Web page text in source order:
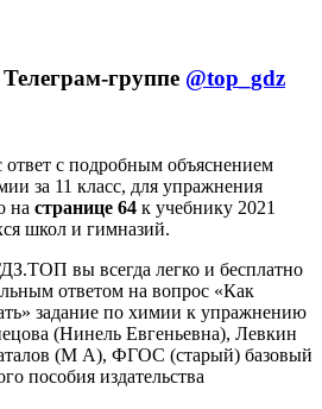
группе @top_gdz
c подробным объяснением
за 11 класс, для упражнения
на странице 64 к учебнику 2021
школ и гимназий.
вы всегда легко и бесплатно
ответом на вопрос «Как
задание по химии к упражнению
(Нинель Евгеньевна), Левкин
(М А), ФГОС (старый) базовый
пособия издательства